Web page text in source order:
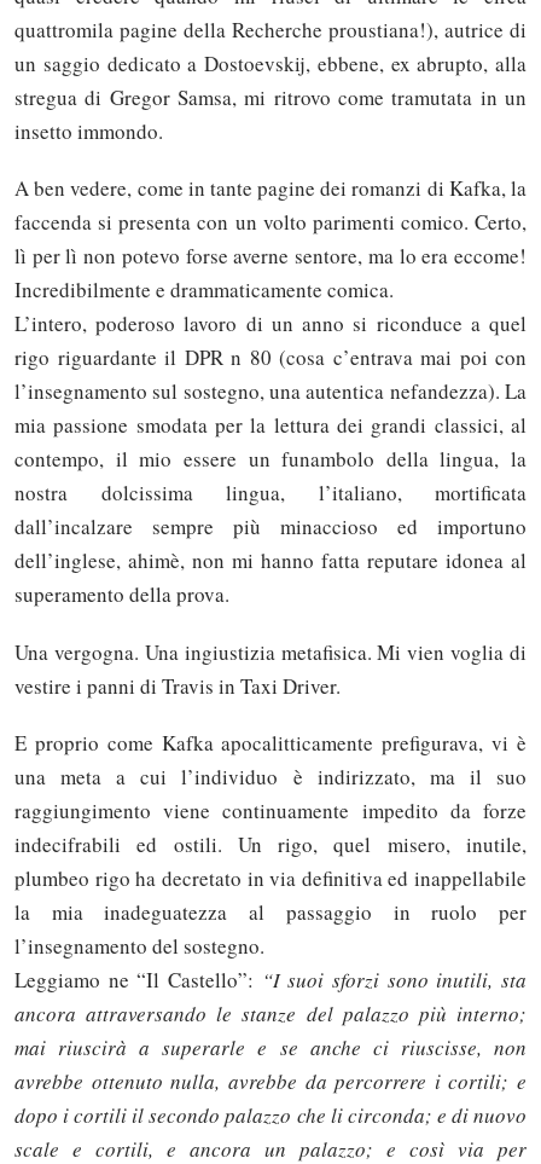
quattromila pagine della Recherche proustiana!), autrice di
un saggio dedicato a Dostoevskij, ebbene, ex abrupto, alla
stregua di Gregor Samsa, mi ritrovo come tramutata in un
insetto immondo.
A ben vedere, come in tante pagine dei romanzi di Kafka, la
faccenda si presenta con un volto parimenti comico. Certo,
lì per lì non potevo forse averne sentore, ma lo era eccome!
Incredibilmente e drammaticamente comica.
L’intero, poderoso lavoro di un anno si riconduce a quel
rigo riguardante il DPR n 80 (cosa c’entrava mai poi con
l’insegnamento sul sostegno, una autentica nefandezza). La
mia passione smodata per la lettura dei grandi classici, al
contempo, il mio essere un funambolo della lingua, la
nostra dolcissima lingua, l’italiano, mortificata
dall’incalzare sempre più minaccioso ed importuno
dell’inglese, ahimè, non mi hanno fatta reputare idonea al
superamento della prova.
Una vergogna. Una ingiustizia metafisica. Mi vien voglia di
vestire i panni di Travis in Taxi Driver.
E proprio come Kafka apocalitticamente prefigurava, vi è
una meta a cui l’individuo è indirizzato, ma il suo
raggiungimento viene continuamente impedito da forze
indecifrabili ed ostili. Un rigo, quel misero, inutile,
plumbeo rigo ha decretato in via definitiva ed inappellabile
la mia inadeguatezza al passaggio in ruolo per
l’insegnamento del sostegno.
Leggiamo ne “Il Castello”: “I suoi sforzi sono inutili, sta
ancora attraversando le stanze del palazzo più interno;
mai riuscirà a superarle e se anche ci riuscisse, non
avrebbe ottenuto nulla, avrebbe da percorrere i cortili; e
dopo i cortili il secondo palazzo che li circonda; e di nuovo
scale e cortili, e ancora un palazzo; e così via per